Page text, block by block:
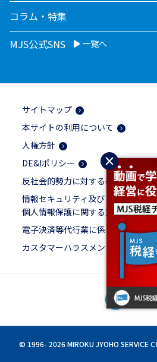
×
コラム・特集
MJS公式SNS
一覧へ
サイトマップ
本サイトの利用について
人権方針
DE&Iポリシー
反社会的勢力に対する基本方針
情報セキュリティ及び
個人情報保護に関する方針
電子決済等代行業に係る表示
カスタマーハラスメントに対する基
© 1996- 2026 MIROKU JYOHO